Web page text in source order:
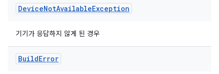
DeviceNotAvailableException
기기가 응답하지 않게 된 경우
BuildError